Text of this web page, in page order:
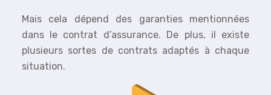
Mais cela dépend des garanties mentionnées
dans le contrat d’assurance. De plus, il existe
plusieurs sortes de contrats adaptés à chaque
situation.